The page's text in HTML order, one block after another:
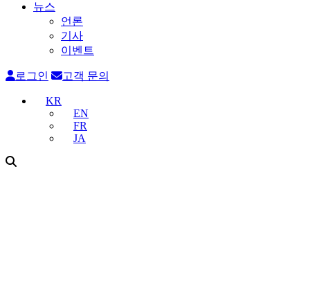
뉴스
언론
기사
이벤트
로그인 고객 문의
KR
EN
FR
JA